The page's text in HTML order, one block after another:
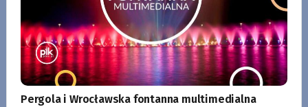
Pergola i Wrocławska fontanna multimedialna